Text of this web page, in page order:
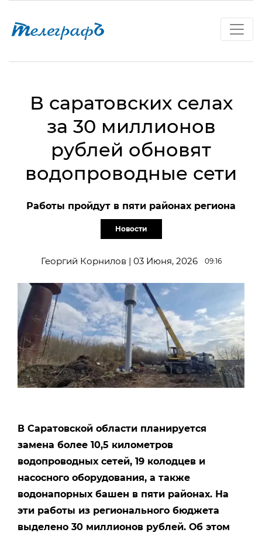
В саратовских селах
за 30 миллионов
рублей обновят
водопроводные сети
Работы пройдут в пяти районах региона
Новости
Георгий Корнилов | 03 Июня, 2026 09:16
В Саратовской области планируется
замена более 10,5 километров
водопроводных сетей, 19 колодцев и
насосного оборудования, а также
водонапорных башен в пяти районах. На
эти работы из регионального бюджета
выделено 30 миллионов рублей. Об этом